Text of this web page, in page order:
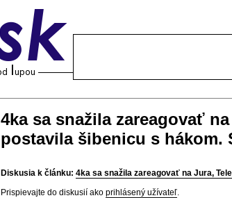
4ka sa snažila zareagovať
postavila šibenicu s hákom.
Diskusia k článku: 4ka sa snažila zareagovať na Jura,
Prispievajte do diskusií ako prihlásený užívateľ.